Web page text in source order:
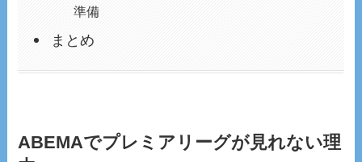
準備
まとめ
ABEMAでプレミアリーグが見れない理